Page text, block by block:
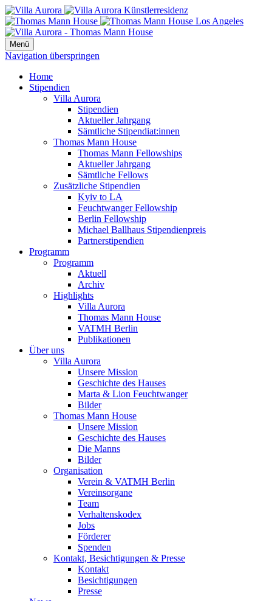
Menü
Navigation überspringen
Home
Stipendien
Villa Aurora
Stipendien
Aktueller Jahrgang
Sämtliche Stipendiat:innen
Thomas Mann House
Thomas Mann Fellowships
Aktueller Jahrgang
Sämtliche Fellows
Zusätzliche Stipendien
Kyiv to LA
Feuchtwanger Fellowship
Berlin Fellowship
Michael Ballhaus Stipendienpreis
Partnerstipendien
Programm
Programm
Aktuell
Archiv
Highlights
Villa Aurora
Thomas Mann House
VATMH Berlin
Publikationen
Über uns
Villa Aurora
Unsere Mission
Geschichte des Hauses
Marta & Lion Feuchtwanger
Bilder
Thomas Mann House
Unsere Mission
Geschichte des Hauses
Die Manns
Bilder
Organisation
Verein & VATMH Berlin
Vereinsorgane
Team
Verhaltenskodex
Jobs
Förderer
Spenden
Kontakt, Besichtigungen & Presse
Kontakt
Besichtigungen
Presse